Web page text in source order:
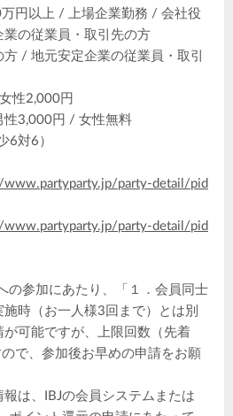
円以上 / 上場企業勤務 / 会社役
の従業員・取引先の方
/ 地元安定企業の従業員・取引
性2,000円
3,000円 / 女性無料
6対6）
www.partyparty.jp/party-detail/pid
www.partyparty.jp/party-detail/pid
の参加にあたり、「１．会員同士
時（お一人様3回まで）とは別
可能ですが、上限回数（先着
で、参加後お早めの申請をお願
は、IBJの会員システムまたは